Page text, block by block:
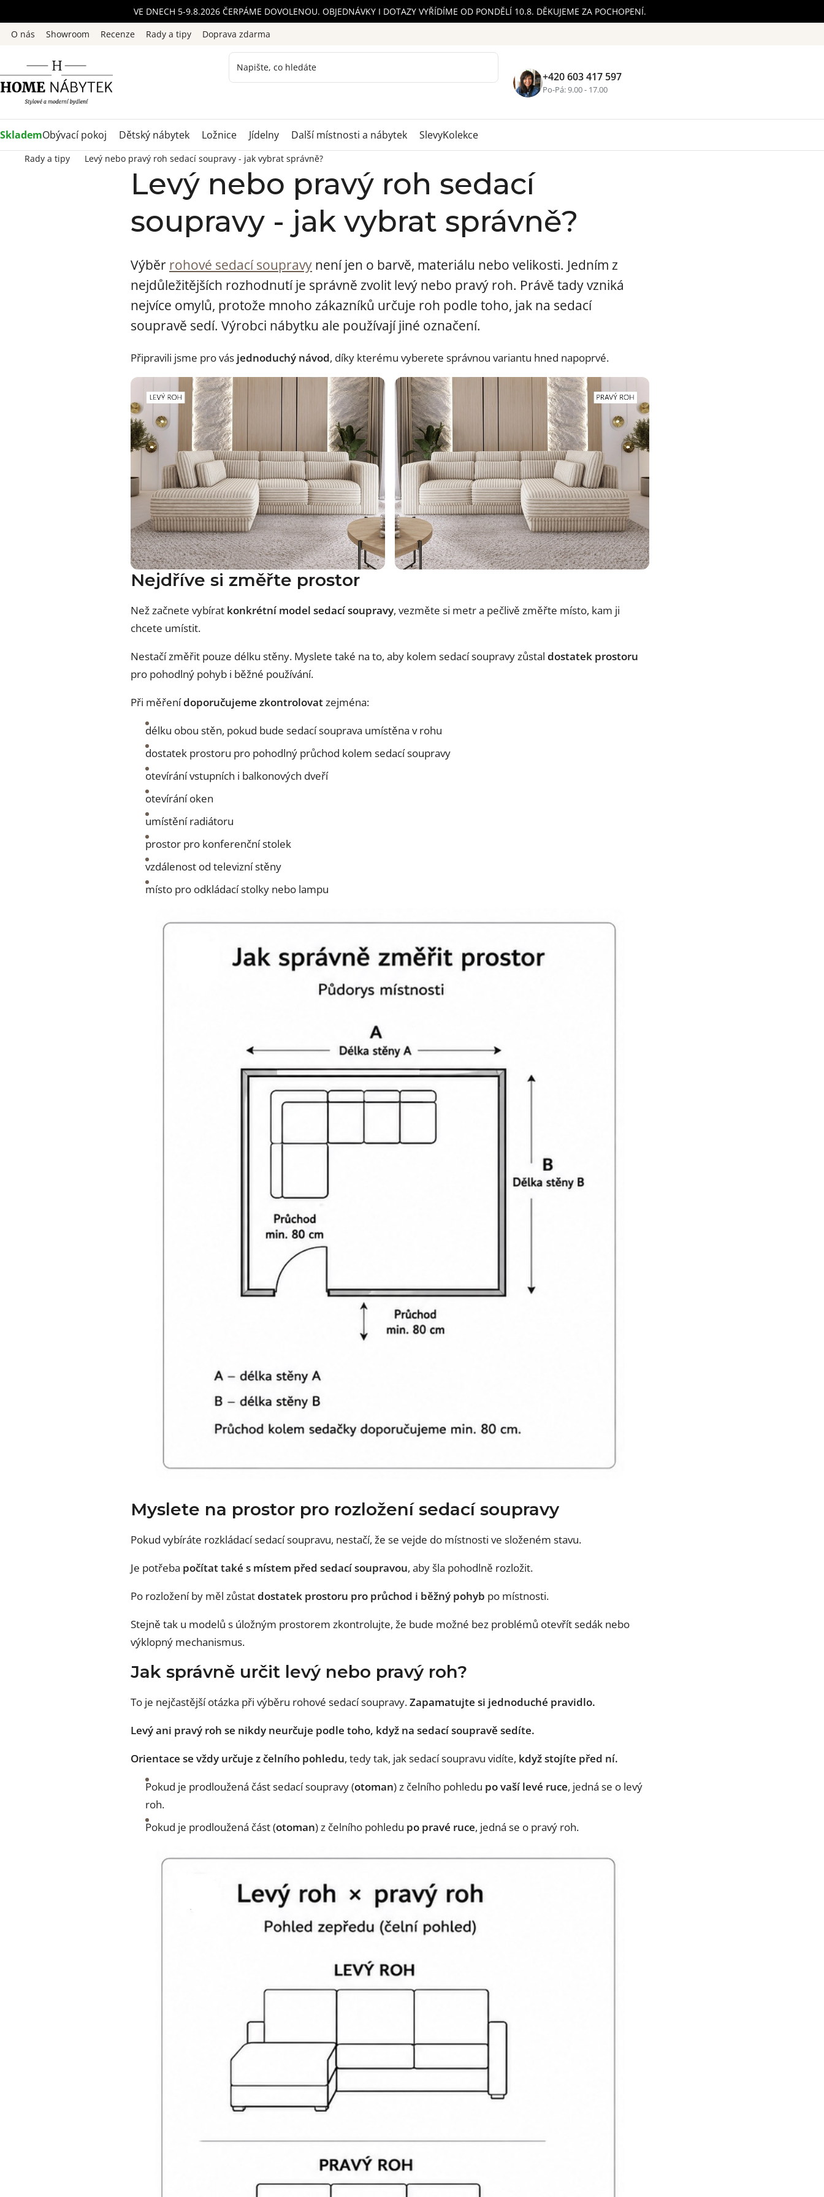
na
obsah
VE DNECH 5-9.8.2026 ČERPÁME DOVOLENOU. OBJEDNÁVKY I DOTAZY VYŘÍDÍME OD PONDĚLÍ 10.8. DĚKUJEME ZA POCHOPENÍ.
O nás
Showroom Recenze Rady a tipy Doprava zdarma
+420 603 417 597
Po-Pá: 9.00 - 17.00
SklademObývací pokoj Dětský nábytek Ložnice Jídelny Další místnosti a nábytek SlevyKolekce
Rady a tipy Levý nebo pravý roh sedací soupravy - jak vybrat správně?
Levý nebo pravý roh sedací
soupravy - jak vybrat správně?
Výběr rohové sedací soupravy není jen o barvě, materiálu nebo velikosti. Jedním z
nejdůležitějších rozhodnutí je správně zvolit levý nebo pravý roh. Právě tady vzniká
nejvíce omylů, protože mnoho zákazníků určuje roh podle toho, jak na sedací
soupravě sedí. Výrobci nábytku ale používají jiné označení.
Připravili jsme pro vás jednoduchý návod, díky kterému vyberete správnou variantu hned napoprvé.
Nejdříve si změřte prostor
Než začnete vybírat konkrétní model sedací soupravy, vezměte si metr a pečlivě změřte místo, kam ji
chcete umístit.
Nestačí změřit pouze délku stěny. Myslete také na to, aby kolem sedací soupravy zůstal dostatek prostoru
pro pohodlný pohyb i běžné používání.
Při měřenídoporučujeme zkontrolovat zejména:
délku obou stěn, pokud bude sedací souprava umístěna v rohu
dostatek prostoru pro pohodlný průchod kolem sedací soupravy
otevírání vstupních i balkonových dveří
otevírání oken
umístění radiátoru
prostor pro konferenční stolek
vzdálenost od televizní stěny
místo pro odkládací stolky nebo lampu
Myslete na prostor pro rozložení sedací soupravy
Pokud vybíráte rozkládací sedací soupravu, nestačí, že se vejde do místnosti ve složeném stavu.
Je potřeba počítat také s místem před sedací soupravou, aby šla pohodlně rozložit.
Po rozložení by měl zůstatdostatek prostoru pro průchod i běžný pohyb po místnosti.
Stejně tak u modelů s úložným prostorem zkontrolujte, že bude možné bez problémů otevřít sedák nebo
výklopný mechanismus.
Jak správně určit levý nebo pravý roh?
To je nejčastější otázka při výběru rohové sedací soupravy.Zapamatujte si jednoduché pravidlo.
Levý ani pravý roh se nikdy neurčuje podle toho, když na sedací soupravě sedíte.
Orientace se vždy určuje z čelního pohledu, tedy tak, jak sedací soupravu vidíte, když stojíte před ní.
Pokud je prodloužená část sedací soupravy (otoman) z čelního pohledu po vaší levé ruce, jedná se o levý
roh.
Pokud je prodloužená část (otoman) z čelního pohledu po pravé ruce, jedná se o pravý roh.